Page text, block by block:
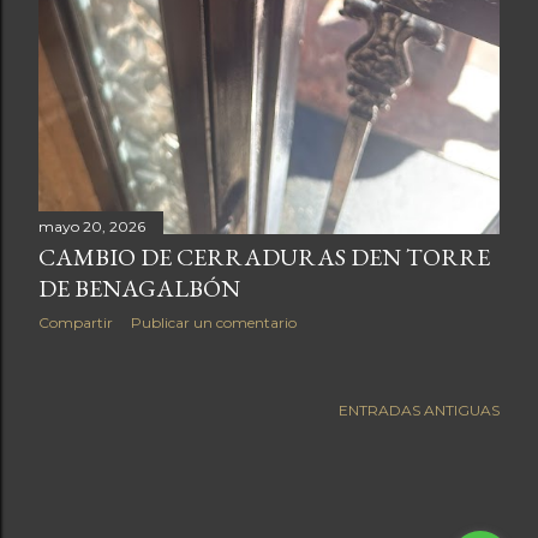
mayo 20, 2026
CAMBIO DE CERRADURAS DEN TORRE
DE BENAGALBÓN
Compartir Publicar un comentario
ENTRADAS ANTIGUAS